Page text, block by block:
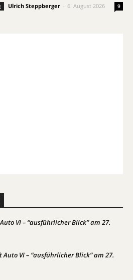
Ulrich Steppberger 6. August 2026 9
VI – “ausführlicher Blick” am 27.
Auto VI – “ausführlicher Blick” am 27.